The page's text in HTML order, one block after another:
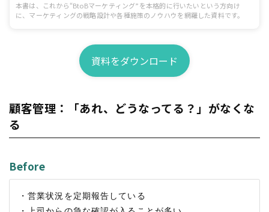
本書は、これから“BtoBマーケティング”を本格的に行いたいという方向け
に、マーケティングの戦略設計や各種施策のノウハウを網羅した資料です。
資料をダウンロード
顧客管理：「あれ、どうなってる？」がなくな
る
Before
・営業状況を定期報告している